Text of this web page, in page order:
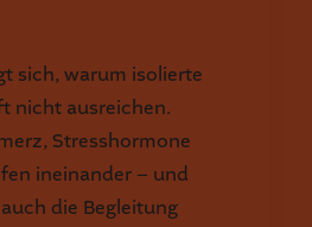
sich, warum isolierte
nicht ausreichen.
Stresshormone
ineinander – und
die Begleitung